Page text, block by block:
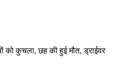
को कुचला, छह की हुई मौत, ड्राईवर